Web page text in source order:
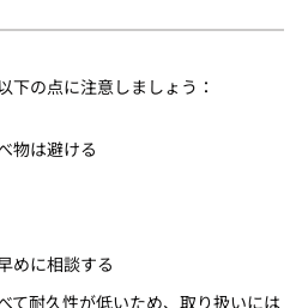
下の点に注意しましょう：
物は避ける
めに相談する
て耐久性が低いため、取り扱いには